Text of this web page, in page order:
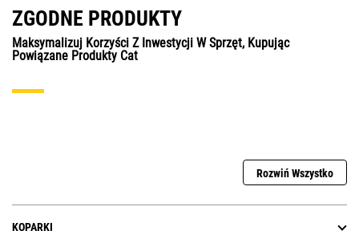
ZGODNE PRODUKTY
Maksymalizuj Korzyści Z Inwestycji W Sprzęt, Kupując
Powiązane Produkty Cat
Rozwiń Wszystko
KOPARKI